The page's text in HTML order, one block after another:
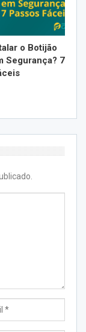
o Botijão
Segurança? 7